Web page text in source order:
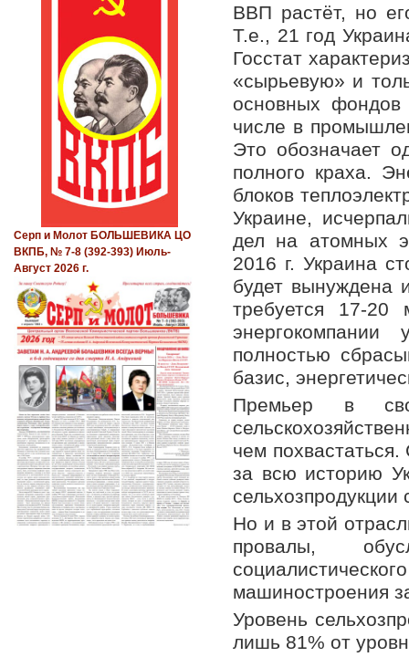
ВВП растёт, но
Т.е., 21 год
Госстат
«сырьевую» и
основных фондов
числе в
Это обозначает
полного краха.
блоков
Украине,
дел на атомных
2016 г. Украина
будет вынуждена
требуется 17-
энергокомпании
полностью
базис,
Премьер в
чем
за всю историю
сельхозпродукции
Но и в этой
провалы,
машиностроения
Уровень
лишь 81% от
Серп и Молот БОЛЬШЕВИКА ЦО
ВКПБ, № 7-8 (392-393) Июль-
Август 2026 г.